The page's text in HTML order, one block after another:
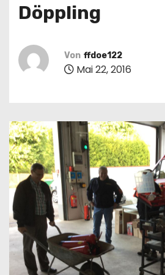
Döppling
Von ffdoe122
Mai 22, 2016